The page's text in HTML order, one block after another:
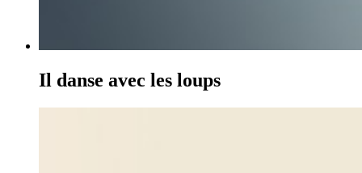
Il danse avec les loups